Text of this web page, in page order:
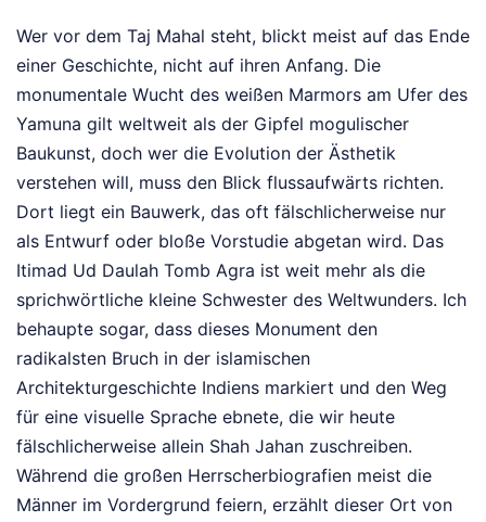
Wer vor dem Taj Mahal steht, blickt meist auf das Ende
einer Geschichte, nicht auf ihren Anfang. Die
monumentale Wucht des weißen Marmors am Ufer des
Yamuna gilt weltweit als der Gipfel mogulischer
Baukunst, doch wer die Evolution der Ästhetik
verstehen will, muss den Blick flussaufwärts richten.
Dort liegt ein Bauwerk, das oft fälschlicherweise nur
als Entwurf oder bloße Vorstudie abgetan wird. Das
Itimad Ud Daulah Tomb Agra ist weit mehr als die
sprichwörtliche kleine Schwester des Weltwunders. Ich
behaupte sogar, dass dieses Monument den
radikalsten Bruch in der islamischen
Architekturgeschichte Indiens markiert und den Weg
für eine visuelle Sprache ebnete, die wir heute
fälschlicherweise allein Shah Jahan zuschreiben.
Während die großen Herrscherbiografien meist die
Männer im Vordergrund feiern, erzählt dieser Ort von